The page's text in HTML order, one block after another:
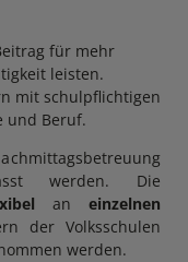
für mehr
leisten.
mit schulpflichtigen
und Beruf.
werden. Die
an einzelnen
der Volksschulen
werden.